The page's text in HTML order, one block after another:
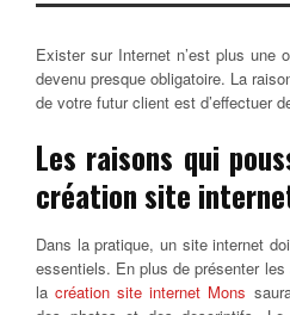
Exister sur Internet n’est plus une
devenu presque obligatoire. La
de votre futur client est d’effectuer
Les raisons qui
création site
Dans la pratique, un site internet
essentiels. En plus de présenter
lacréation site internet Mons